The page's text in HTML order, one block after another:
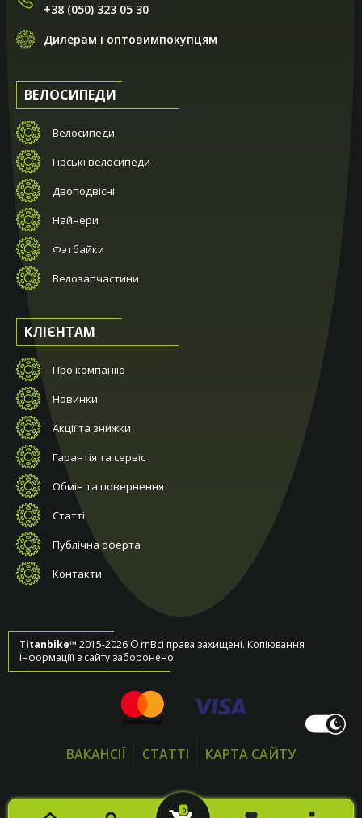
0
+38 (050) 323 05 30
Дилерам і оптовимпокупцям
ВЕЛОСИПЕДИ
Велосипеди
Гірські велосипеди
Двоподвісні
Найнери
Фэтбайки
Велозапчастини
КЛІЄНТАМ
Про компанію
Новинки
Акції та знижки
Гарантія та сервіс
Обмін та повернення
Статті
Публічна оферта
Контакти
Titanbike™ 2015-2026 © rnВсі права захищені. Копіювання
інформаціїї з сайту заборонено
ВАКАНСІЇ СТАТТІ КАРТА САЙТУ